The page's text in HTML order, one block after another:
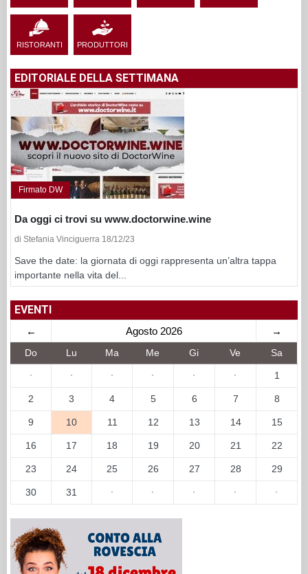
RISTORANTI PRODUTTORI
EDITORIALE DELLA SETTIMANA
Firmato DW
Da oggi ci trovi su www.doctorwine.wine
di Stefania Vinciguerra 18/12/23
Save the date: la giornata di oggi rappresenta un’altra tappa
importante nella vita del...
EVENTI
← Agosto 2026 →
Do Lu Ma Me Gi Ve Sa
· · · · · · 1
2 3 4 5 6 7 8
9 10 11 12 13 14 15
16 17 18 19 20 21 22
23 24 25 26 27 28 29
30 31 · · · · ·